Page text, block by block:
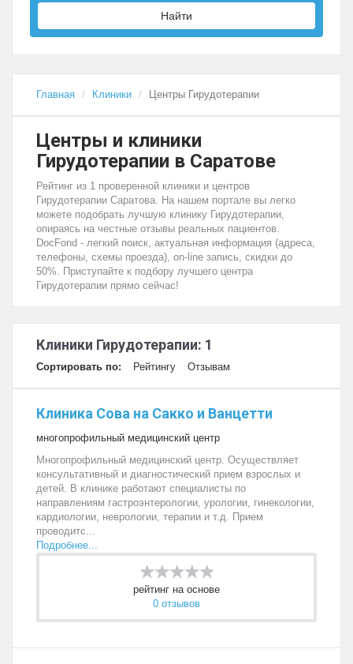
Найти
Главная Клиники Центры Гирудотерапии
Центры и клиники
Гирудотерапии в Саратове
Рейтинг из 1 проверенной клиники и центров
Гирудотерапии Саратова. На нашем портале вы легко
можете подобрать лучшую клинику Гирудотерапии,
опираясь на честные отзывы реальных пациентов.
DocFond - легкий поиск, актуальная информация (адреса,
телефоны, схемы проезда), on-line запись, скидки до
50%. Приступайте к подбору лучшего центра
Гирудотерапии прямо сейчас!
Клиники Гирудотерапии: 1
Сортировать по: Рейтингу Отзывам
Клиника Сова на Сакко и Ванцетти
многопрофильный медицинский центр
Многопрофильный медицинский центр. Осуществляет
консультативный и диагностический прием взрослых и
детей. В клинике работают специалисты по
направлениям гастроэнтерологии, урологии, гинекологии,
кардиологии, неврологии, терапии и т.д. Прием
проводитс...
Подробнее...
рейтинг на основе
0 отзывов